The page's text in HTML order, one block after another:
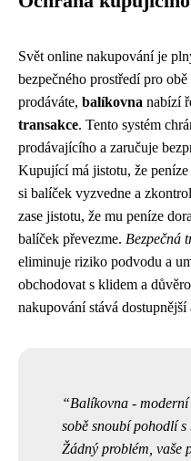
Svět online nakupování je
bezpečného prostředí pro
prodáváte, balíkovna nabízí
transakce. Tento systém
prodávajícího a zaručuje
Kupující má jistotu, že
si balíček vyzvedne a
zase jistotu, že mu peníze
balíček převezme. Bezpečná
eliminuje riziko podvodu a
obchodovat s klidem a
nakupování stává
Balíkovna -
sobě snoubí pohodlí
Žádný problém, vaše